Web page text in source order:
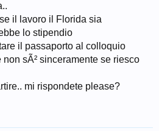
il lavoro il Florida sia
lo stipendio
il passaporto al colloquio
non sÃ² sinceramente se riesco
mi rispondete please?